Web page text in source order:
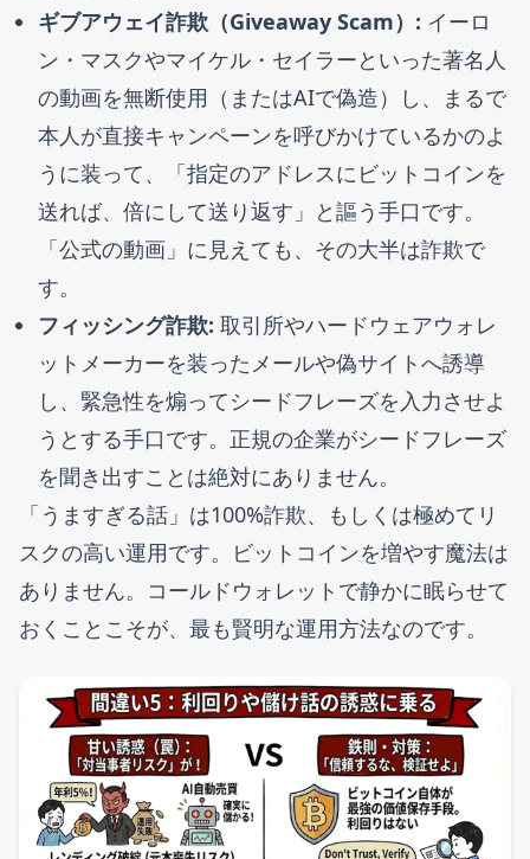
ギブアウェイ詐欺（Giveaway Scam）: イーロ
ン・マスクやマイケル・セイラーといった著名人
の動画を無断使用（またはAIで偽造）し、まるで
本人が直接キャンペーンを呼びかけているかのよ
うに装って、「指定のアドレスにビットコインを
送れば、倍にして送り返す」と謳う手口です。
「公式の動画」に見えても、その大半は詐欺で
す。
フィッシング詐欺: 取引所やハードウェアウォレ
ットメーカーを装ったメールや偽サイトへ誘導
し、緊急性を煽ってシードフレーズを入力させよ
うとする手口です。正規の企業がシードフレーズ
を聞き出すことは絶対にありません。
「うますぎる話」は100%詐欺、もしくは極めてリ
スクの高い運用です。ビットコインを増やす魔法は
ありません。コールドウォレットで静かに眠らせて
おくことこそが、最も賢明な運用方法なのです。